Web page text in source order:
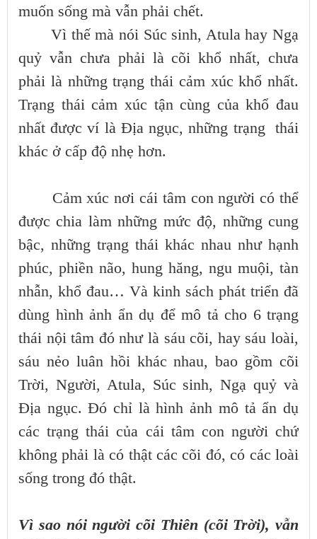
muốn sống mà vẫn phải chết.
Vì thế mà nói Súc sinh, Atula hay Ngạ
quỷ vẫn chưa phải là cõi khổ nhất, chưa
phải là những trạng thái cảm xúc khổ nhất.
Trạng thái cảm xúc tận cùng của khổ đau
nhất được ví là Địa ngục, những trạng thái
khác ở cấp độ nhẹ hơn.
Cảm xúc nơi cái tâm con người có thể
được chia làm những mức độ, những cung
bậc, những trạng thái khác nhau như hạnh
phúc, phiền não, hung hăng, ngu muội, tàn
nhẫn, khổ đau… Và kinh sách phát triển đã
dùng hình ảnh ẩn dụ để mô tả cho 6 trạng
thái nội tâm đó như là sáu cõi, hay sáu loài,
sáu nẻo luân hồi khác nhau, bao gồm cõi
Trời, Người, Atula, Súc sinh, Ngạ quỷ và
Địa ngục. Đó chỉ là hình ảnh mô tả ẩn dụ
các trạng thái của cái tâm con người chứ
không phải là có thật các cõi đó, có các loài
sống trong đó thật.
Vì sao nói người cõi Thiên (cõi Trời), vẫn